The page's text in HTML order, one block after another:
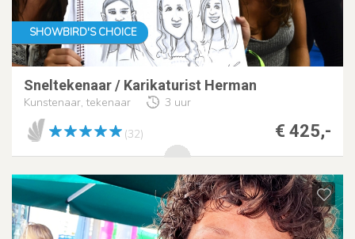
SHOWBIRD'S CHOICE
Sneltekenaar / Karikaturist Herman
Kunstenaar, tekenaar 3 uur
€ 425,-
(32)